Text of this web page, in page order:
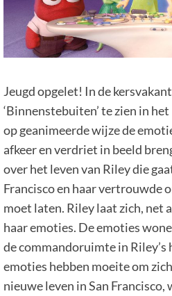
Jeugd opgelet! In de
‘Binnenstebuiten’ te zien in
op geanimeerde wijze de
afkeer en verdriet in beeld
over het leven van Riley die
Francisco en haar vertrouwde
moet laten. Riley laat zich, net
haar emoties. De emoties
de commandoruimte in Riley’s
emoties hebben moeite om
nieuwe leven in San